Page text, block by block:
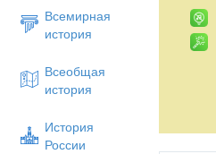
Всемирная
история
Всеобщая
история
История
России